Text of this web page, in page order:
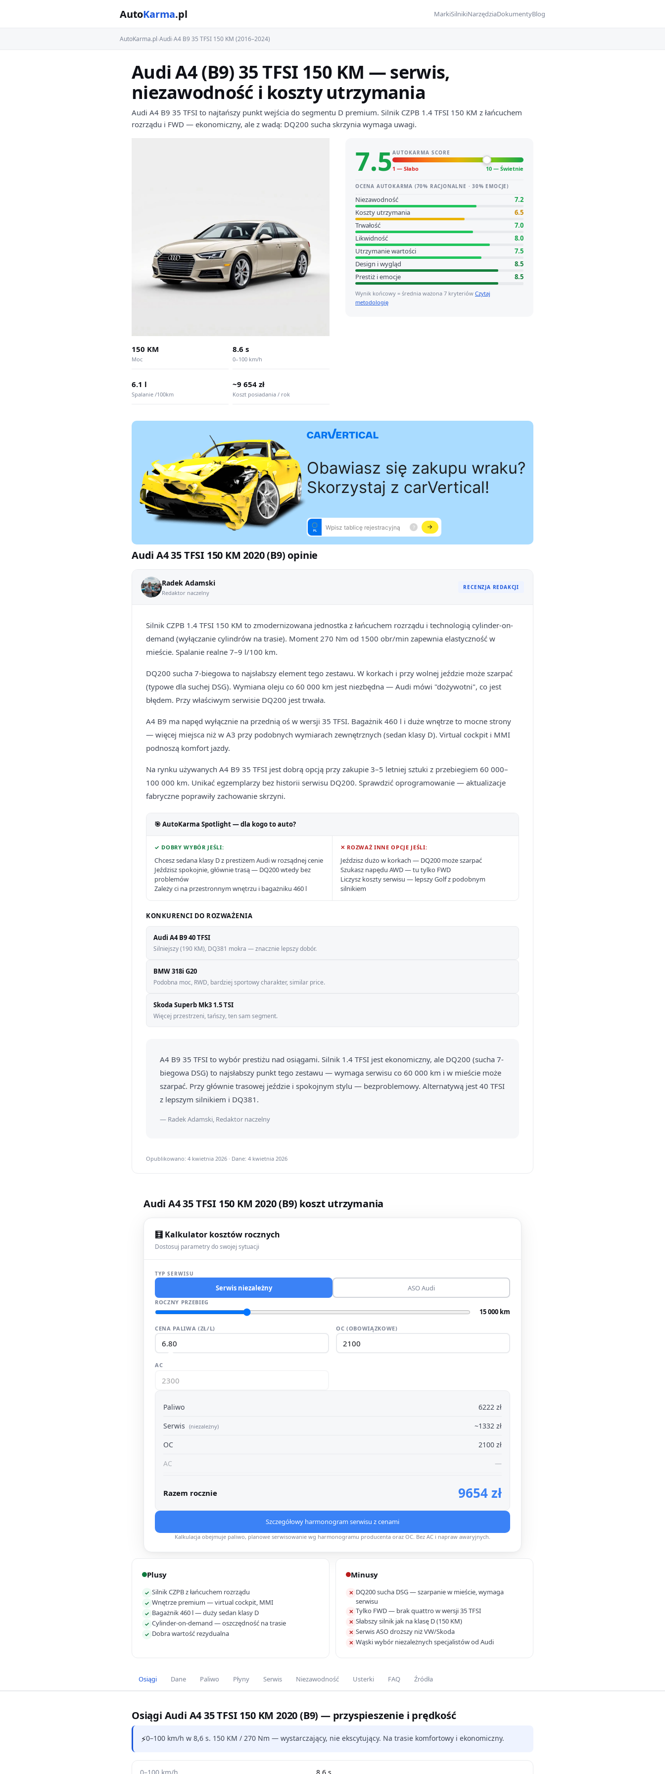
AutoKarma.pl MarkiSilnikiNarzędziaDokumentyBlog
AutoKarma.pl›Audi›A4 B9 35 TFSI 150 KM (2016–2024)
Audi A4 (B9) 35 TFSI 150 KM — serwis,
niezawodność i koszty utrzymania
Audi A4 B9 35 TFSI to najtańszy punkt wejścia do segmentu D premium. Silnik CZPB 1.4 TFSI 150 KM z łańcuchem
rozrządu i FWD — ekonomiczny, ale z wadą: DQ200 sucha skrzynia wymaga uwagi.
150 KM
Moc
8.6 s
0–100 km/h
6.1 l
Spalanie /100km
~9 654 zł
Koszt posiadania / rok
7.5AUTOKARMA SCORE
1 — Słabo 10 — Świetnie
OCENA AUTOKARMA (70% RACJONALNE · 30% EMOCJE)
Niezawodność
7.2
Koszty utrzymania
6.5
Trwałość
7.0
Likwidność
8.0
Utrzymanie wartości
7.5
Design i wygląd
8.5
Prestiż i emocje
8.5
Wynik końcowy = średnia ważona 7 kryteriów Czytaj
metodologię
Audi A4 35 TFSI 150 KM 2020 (B9) opinie
Radek Adamski
Redaktor naczelny
RECENZJA REDAKCJI
Silnik CZPB 1.4 TFSI 150 KM to zmodernizowana jednostka z łańcuchem rozrządu i technologią cylinder-on-
demand (wyłączanie cylindrów na trasie). Moment 270 Nm od 1500 obr/min zapewnia elastyczność w
mieście. Spalanie realne 7–9 l/100 km.
DQ200 sucha 7-biegowa to najsłabszy element tego zestawu. W korkach i przy wolnej jeździe może szarpać
(typowe dla suchej DSG). Wymiana oleju co 60 000 km jest niezbędna — Audi mówi "dożywotni", co jest
błędem. Przy właściwym serwisie DQ200 jest trwała.
A4 B9 ma napęd wyłącznie na przednią oś w wersji 35 TFSI. Bagażnik 460 l i duże wnętrze to mocne strony
— więcej miejsca niż w A3 przy podobnych wymiarach zewnętrznych (sedan klasy D). Virtual cockpit i MMI
podnoszą komfort jazdy.
Na rynku używanych A4 B9 35 TFSI jest dobrą opcją przy zakupie 3–5 letniej sztuki z przebiegiem 60 000–
100 000 km. Unikać egzemplarzy bez historii serwisu DQ200. Sprawdzić oprogramowanie — aktualizacje
fabryczne poprawiły zachowanie skrzyni.
🎯 AutoKarma Spotlight — dla kogo to auto?
✓ DOBRY WYBÓR JEŚLI:
Chcesz sedana klasy D z prestiżem Audi w rozsądnej cenie
Jeździsz spokojnie, głównie trasą — DQ200 wtedy bez
problemów
Zależy ci na przestronnym wnętrzu i bagażniku 460 l
✕ ROZWAŻ INNE OPCJE JEŚLI:
Jeździsz dużo w korkach — DQ200 może szarpać
Szukasz napędu AWD — tu tylko FWD
Liczysz koszty serwisu — lepszy Golf z podobnym
silnikiem
KONKURENCI DO ROZWAŻENIA
Audi A4 B9 40 TFSI
Silniejszy (190 KM), DQ381 mokra — znacznie lepszy dobór.
BMW 318i G20
Podobna moc, RWD, bardziej sportowy charakter, similar price.
Skoda Superb Mk3 1.5 TSI
Więcej przestrzeni, tańszy, ten sam segment.
A4 B9 35 TFSI to wybór prestiżu nad osiągami. Silnik 1.4 TFSI jest ekonomiczny, ale DQ200 (sucha 7-
biegowa DSG) to najsłabszy punkt tego zestawu — wymaga serwisu co 60 000 km i w mieście może
szarpać. Przy głównie trasowej jeździe i spokojnym stylu — bezproblemowy. Alternatywą jest 40 TFSI
z lepszym silnikiem i DQ381.
— Radek Adamski, Redaktor naczelny
Opublikowano: 4 kwietnia 2026 · Dane: 4 kwietnia 2026
Audi A4 35 TFSI 150 KM 2020 (B9) koszt utrzymania
🧮 Kalkulator kosztów rocznych
Dostosuj parametry do swojej sytuacji
TYP SERWISU
Serwis niezależny ASO Audi
ROCZNY PRZEBIEG
15 000 km
CENA PALIWA (ZŁ/L) OC (OBOWIĄZKOWE)
AC
Paliwo
6222 zł
Serwis (niezależny)
~1332 zł
OC
2100 zł
AC
—
Razem rocznie 9654 zł
Szczegółowy harmonogram serwisu z cenami
Kalkulacja obejmuje paliwo, planowe serwisowanie wg harmonogramu producenta oraz OC. Bez AC i napraw awaryjnych.
Plusy
✓ Silnik CZPB z łańcuchem rozrządu
✓ Wnętrze premium — virtual cockpit, MMI
✓ Bagażnik 460 l — duży sedan klasy D
✓ Cylinder-on-demand — oszczędność na trasie
✓ Dobra wartość rezydualna
Minusy
✕ DQ200 sucha DSG — szarpanie w mieście, wymaga
serwisu
✕ Tylko FWD — brak quattro w wersji 35 TFSI
✕ Słabszy silnik jak na klasę D (150 KM)
✕ Serwis ASO droższy niż VW/Skoda
✕ Wąski wybór niezależnych specjalistów od Audi
Osiągi Dane Paliwo Płyny Serwis Niezawodność Usterki FAQ Źródła
Osiągi Audi A4 35 TFSI 150 KM 2020 (B9) — przyspieszenie i prędkość
⚡0–100 km/h w 8,6 s. 150 KM / 270 Nm — wystarczający, nie ekscytujący. Na trasie komfortowy i ekonomiczny.